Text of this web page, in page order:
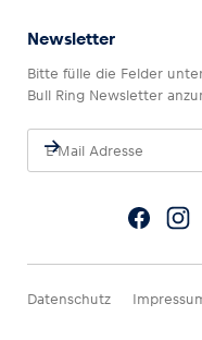
Newsletter
Bitte fülle die Felder
Bull Ring Newsletter
Datenschutz